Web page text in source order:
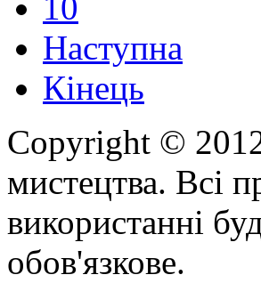
Наступна
Кінець
Copyright ©
мистецтва. Всі
використанні
обов'язкове.